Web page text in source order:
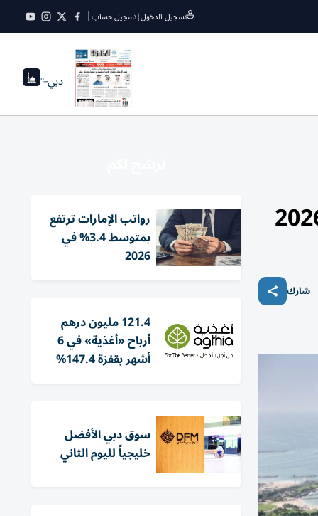
تسجيل الدخول|تسجيل حساب
دبي--°
شارك
رواتب الإمارات ترتفع
بمتوسط 3.4% في
2026
121.4 مليون درهم
أرباح «أغذية» في 6
أشهر بقفزة 147.4%
سوق دبي الأفضل
خليجياً لليوم الثاني